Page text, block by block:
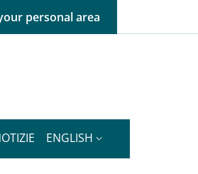
LANGUAGE
personal area
ENGLISH